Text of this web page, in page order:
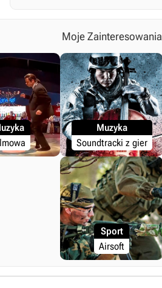
Moje Zainteresowania
Muzyka
Soundtracki z gier
Sport
Airsoft